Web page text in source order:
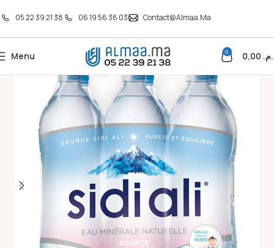
05 22 39 21 38 06 19 56 36 03 Contact@almaa.ma
Menu 0